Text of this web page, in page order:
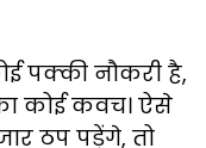
पक्की नौकरी है,
कोई कवच। ऐसे
ठप पड़ेंगे, तो